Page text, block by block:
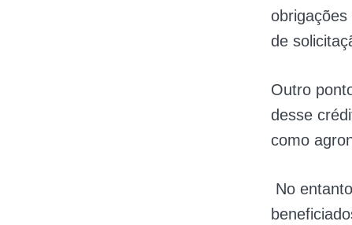
de
Outro
desse
como
No